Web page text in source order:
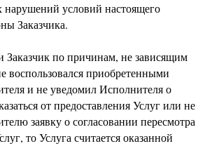
нарушений условий настоящего
Заказчика.
Заказчик по причинам, не зависящим
воспользовался приобретенными
и не уведомил Исполнителя о
от предоставления Услуг или не
заявку о согласовании пересмотра
то Услуга считается оказанной